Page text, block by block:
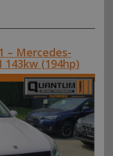
– Mercedes-
143kw (194hp)